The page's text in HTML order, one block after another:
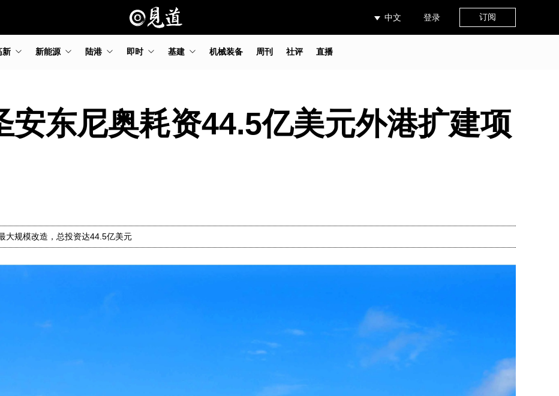
中文 登录 订阅
新 新能源 陆港 即时 基建 机械装备 周刊 社评 直播
安东尼奥耗资44.5亿美元外港扩建项
大规模改造，总投资达44.5亿美元